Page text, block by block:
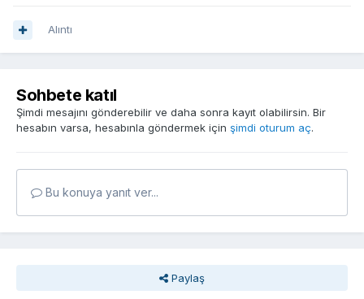
Alıntı
Sohbete katıl
Şimdi mesajını gönderebilir ve daha sonra kayıt olabilirsin. Bir
hesabın varsa, hesabınla göndermek için şimdi oturum aç.
Bu konuya yanıt ver...
Paylaş